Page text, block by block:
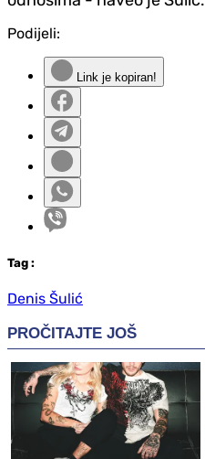
Podijeli:
Link je kopiran!
Tag :
Denis Šulić